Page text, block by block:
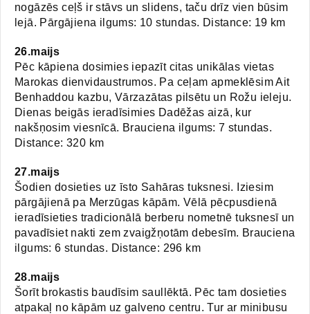
nogāzēs ceļš ir stāvs un slidens, taču drīz vien būsim
lejā. Pārgājiena ilgums: 10 stundas. Distance: 19 km
26.maijs
Pēc kāpiena dosimies iepazīt citas unikālas vietas
Marokas dienvidaustrumos. Pa ceļam apmeklēsim Ait
Benhaddou kazbu, Vārzazātas pilsētu un Rožu ieleju.
Dienas beigās ieradīsimies Dadēžas aizā, kur
nakšņosim viesnīcā. Brauciena ilgums: 7 stundas.
Distance: 320 km
27.maijs
Šodien dosieties uz īsto Sahāras tuksnesi. Iziesim
pārgājienā pa Merzūgas kāpām. Vēlā pēcpusdienā
ieradīsieties tradicionālā berberu nometnē tuksnesī un
pavadīsiet nakti zem zvaigžņotām debesīm. Brauciena
ilgums: 6 stundas. Distance: 296 km
28.maijs
Šorīt brokastis baudīsim saullēktā. Pēc tam dosieties
atpakaļ no kāpām uz galveno centru. Tur ar minibusu